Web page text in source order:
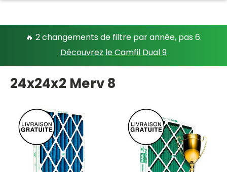
🔥 2 changements de filtre par année, pas 6.
Découvrez le Camfil Dual 9
24x24x2 Merv 8